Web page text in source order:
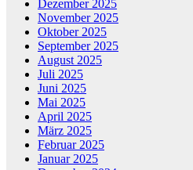
Dezember 2025
November 2025
Oktober 2025
September 2025
August 2025
Juli 2025
Juni 2025
Mai 2025
April 2025
März 2025
Februar 2025
Januar 2025